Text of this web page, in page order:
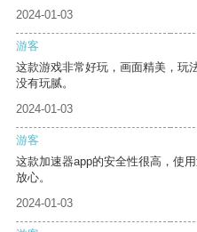
2024-01-03
游客
这款游戏非常好玩，画面精美，玩
没有玩腻。
2024-01-03
游客
这款加速器app的安全性很高，使
放心。
2024-01-03